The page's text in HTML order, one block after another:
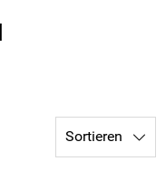
Sortieren